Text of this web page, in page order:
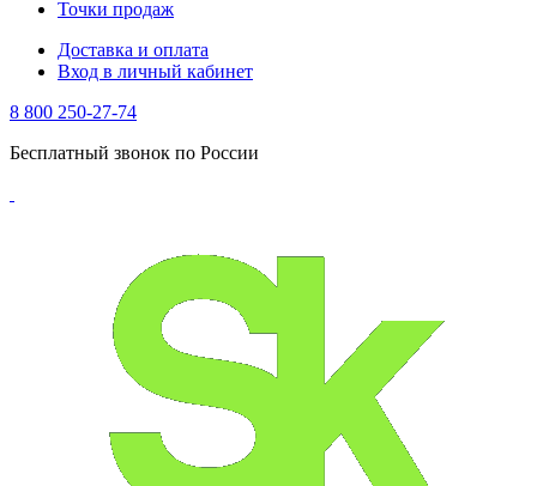
Точки продаж
Доставка и оплата
Вход в личный кабинет
8 800 250-27-74
Бесплатный звонок по России